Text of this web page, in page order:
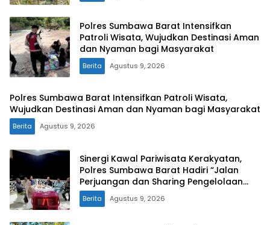
Polres Sumbawa Barat Intensifkan
Patroli Wisata, Wujudkan Destinasi Aman
dan Nyaman bagi Masyarakat
Berita Agustus 9, 2026
Polres Sumbawa Barat Intensifkan Patroli Wisata,
Wujudkan Destinasi Aman dan Nyaman bagi Masyarakat
Berita Agustus 9, 2026
Sinergi Kawal Pariwisata Kerakyatan,
Polres Sumbawa Barat Hadiri “Jalan
Perjuangan dan Sharing Pengelolaan
Pariwisata Bendungan Tiu Suntuk”
Berita Agustus 9, 2026